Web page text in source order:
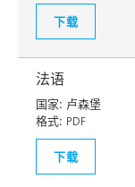
下载
法语
国家: 卢森堡
格式: PDF
下载